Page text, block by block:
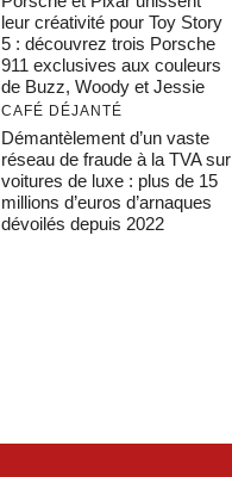
leur créativité pour Toy Story
5 : découvrez trois Porsche
911 exclusives aux couleurs
de Buzz, Woody et Jessie
CAFÉ DÉJANTÉ
Démantèlement d’un vaste
réseau de fraude à la TVA sur
voitures de luxe : plus de 15
millions d’euros d’arnaques
dévoilés depuis 2022